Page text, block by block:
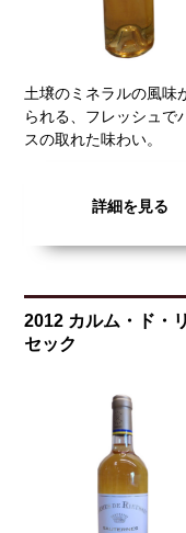
土壌のミネラルの風味
られる、フレッシュで
スの取れた味わい。
詳細を見る
2012 カルム・ド・
セック